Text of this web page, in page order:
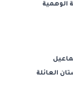
الوهمية
العائلة